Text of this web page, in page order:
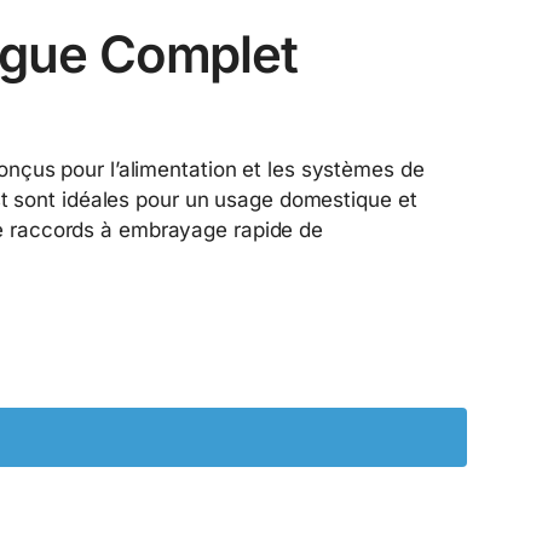
Complet
pour l’alimentation et les systèmes de
sont idéales pour un usage domestique et
à embrayage rapide de